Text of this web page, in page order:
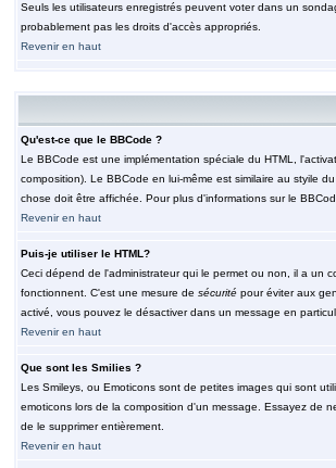
Seuls les utilisateurs enregistrés peuvent voter dans un
probablement pas les droits d'accès appropriés.
Revenir en haut
Qu'est-ce que le BBCode ?
Le BBCode est une implémentation spéciale du HTML,
composition). Le BBCode en lui-même est similaire au styile
chose doit être affichée. Pour plus d'informations sur le
Revenir en haut
Puis-je utiliser le HTML?
Ceci dépend de l'administrateur qui le permet ou non, il a un
fonctionnent. C'est une mesure de sécuritépour éviter aux
activé, vous pouvez le désactiver dans un message en
Revenir en haut
Que sont les Smilies ?
Les Smileys, ou Emoticons sont de petites images qui sont
emoticons lors de la composition d'un message. Essayez de
de le supprimer entièrement.
Revenir en haut